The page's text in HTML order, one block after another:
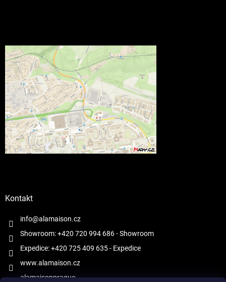
Kontakt
info@alamaison.cz
Showroom: +420 720 994 686- Showroom
Expedice: +420 725 409 635- Expedice
www.alamaison.cz
alamaisonprague